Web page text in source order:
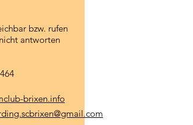
bzw. rufen
antworten
brixen.info